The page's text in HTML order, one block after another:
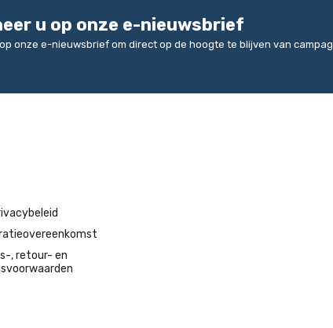
u op onze e-nieuwsbrief
onze e-nieuwsbrief om direct op de hoogte te blijven van
, retour- en